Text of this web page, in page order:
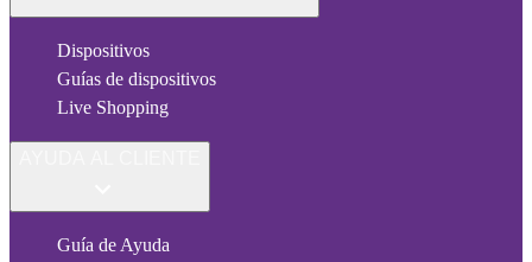
Dispositivos
Guías de dispositivos
Live Shopping
Guía de Ayuda